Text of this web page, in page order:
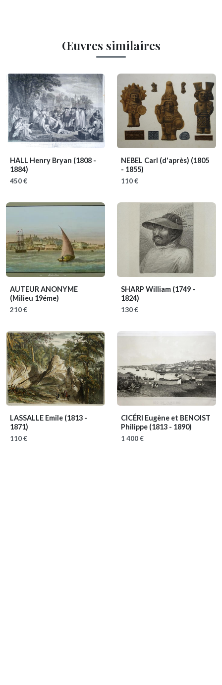
Œuvres similaires
HALL Henry Bryan (1808 -
1884)
450 €
NEBEL Carl (d'après) (1805
- 1855)
110 €
AUTEUR ANONYME
(Milieu 19éme)
210 €
SHARP William (1749 -
1824)
130 €
LASSALLE Emile (1813 -
1871)
110 €
CICÉRI Eugène et BENOIST
Philippe (1813 - 1890)
1 400 €